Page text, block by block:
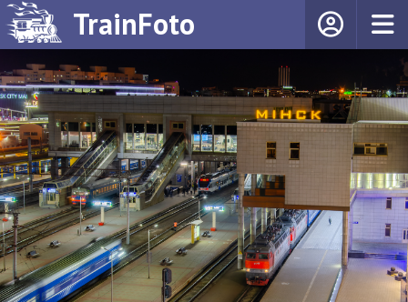
TrainFoto